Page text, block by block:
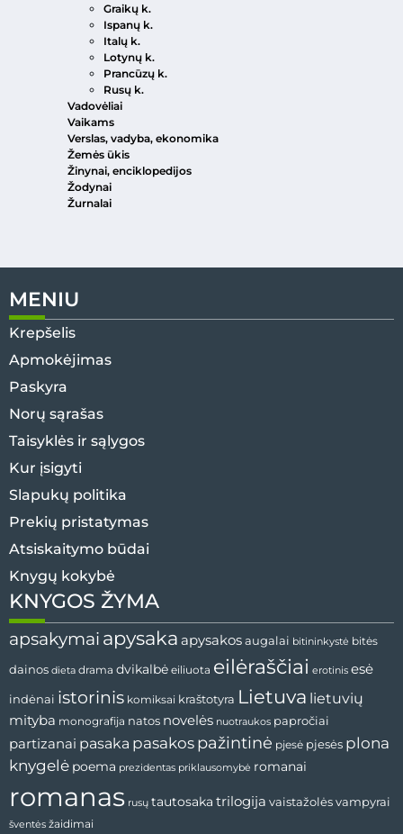
Graikų k.
Ispanų k.
Italų k.
Lotynų k.
Prancūzų k.
Rusų k.
Vadovėliai
Vaikams
Verslas, vadyba, ekonomika
Žemės ūkis
Žinynai, enciklopedijos
Žodynai
Žurnalai
MENIU
Krepšelis
Apmokėjimas
Paskyra
Norų sąrašas
Taisyklės ir sąlygos
Kur įsigyti
Slapukų politika
Prekių pristatymas
Atsiskaitymo būdai
Knygų kokybė
KNYGOS ŽYMA
apsakymai apysaka apysakos augalai bitininkystė bitės
dainos dieta drama dvikalbė eiliuota eilėraščiai erotinis esė
indėnai istorinis komiksai kraštotyra Lietuva lietuvių
mityba monografija natos novelės nuotraukos papročiai
partizanai pasaka pasakos pažintinė pjesė pjesės plona
knygelė poema prezidentas priklausomybė romanai
romanas rusų tautosaka trilogija vaistažolėsvampyrai
šventės žaidimai